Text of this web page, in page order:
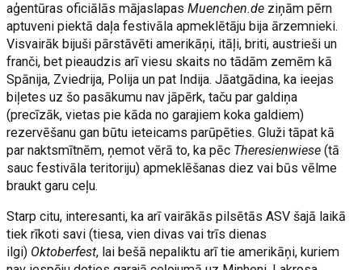
aģentūras oficiālās mājaslapas Muenchen.de ziņām pērn
aptuveni piektā daļa festivāla apmeklētāju bija ārzemnieki.
Visvairāk bijuši pārstāvēti amerikāņi, itāļi, briti, austrieši un
franči, bet pieaudzis arī viesu skaits no tādām zemēm kā
Spānija, Zviedrija, Polija un pat Indija. Jāatgādina, ka ieejas
biļetes uz šo pasākumu nav jāpērk, taču par galdiņa
(precīzāk, vietas pie kāda no garajiem koka galdiem)
rezervēšanu gan būtu ieteicams parūpēties. Gluži tāpat kā
par naktsmītnēm, ņemot vērā to, ka pēc Theresienwiese(tā
sauc festivāla teritoriju) apmeklēšanas diez vai būs vēlme
braukt garu ceļu.
Starp citu, interesanti, ka arī vairākās pilsētās ASV šajā laikā
tiek rīkoti savi (tiesa, vien divas vai trīs dienas
ilgi) Oktoberfest, lai bešā nepaliktu arī tie amerikāņi, kuriem